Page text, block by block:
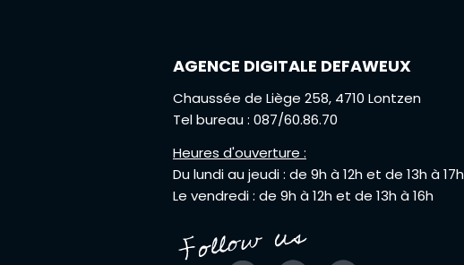
AGENCE DIGITALE DEFAWEUX
Chaussée de Liège 258, 4710 Lontzen
Tel bureau : 087/60.86.70
Heures d'ouverture :
Du lundi au jeudi : de 9h à 12h et de 13h à 17h
Le vendredi : de 9h à 12h et de 13h à 16h